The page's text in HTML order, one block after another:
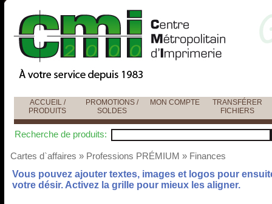
ACCUEIL /
PRODUITS
PROMOTIONS /
SOLDES
MON COMPTE
TRANSFÉRER
FICHIERS
Recherche de produits:
Cartes d`affaires » Professions PRÉMIUM » Finances
Vous pouvez ajouter textes, images et logos pour
votre désir. Activez la grille pour mieux les aligner.